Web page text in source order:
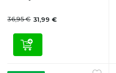
36,95 € 31,99 €